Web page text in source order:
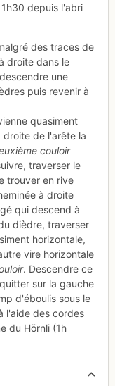
depuis l'abri
des traces de
droite dans le
une
puis revenir à
quasiment
droite de l'arête la
couloir
traverser le
trouver en rive
à droite
qui descend à
dièdre, traverser
horizontale,
vire horizontale
. Descendre ce
sur la gauche
d'éboulis sous le
l'aide des cordes
du Hörnli (1h